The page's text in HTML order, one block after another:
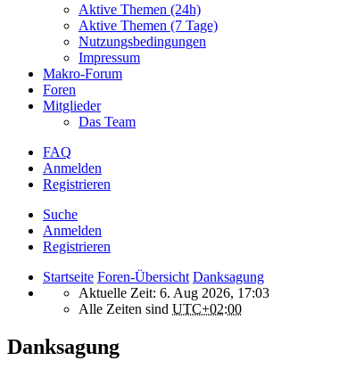
Aktive Themen (24h)
Aktive Themen (7 Tage)
Nutzungsbedingungen
Impressum
Makro-Forum
Foren
Mitglieder
Das Team
FAQ
Anmelden
Registrieren
Suche
Anmelden
Registrieren
Startseite Foren-Übersicht Danksagung
Aktuelle Zeit: 6. Aug 2026, 17:03
Alle Zeiten sind UTC+02:00
Danksagung